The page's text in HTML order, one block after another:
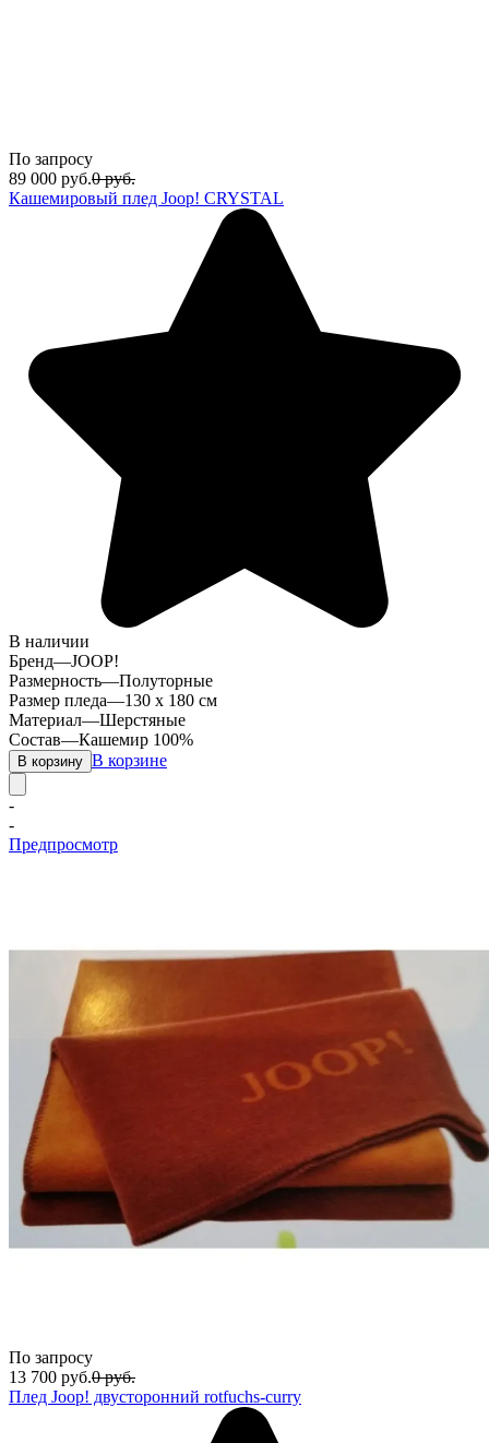
По запросу
89 000 руб.0 руб.
Кашемировый плед Joop! CRYSTAL
В наличии
Бренд—JOOP!
Размерность—Полуторные
Размер пледа—130 x 180 см
Материал—Шерстяные
Состав—Кашемир 100%
В корзину В корзине
-
-
Предпросмотр
По запросу
13 700 руб.0 руб.
Плед Joop! двусторонний rotfuchs-curry